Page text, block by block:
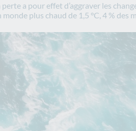
a pour effet d’aggraver les
plus chaud de 1,5 °C, 4 %